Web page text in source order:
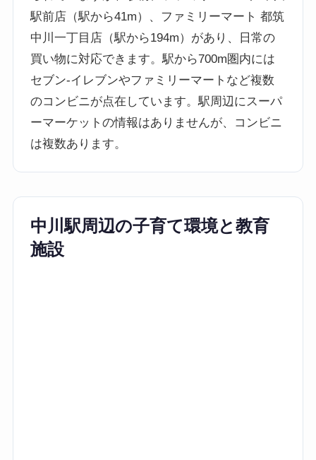
駅前店（駅から41m）、ファミリーマート 都筑
中川一丁目店（駅から194m）があり、日常の
買い物に対応できます。駅から700m圏内には
セブン-イレブンやファミリーマートなど複数
のコンビニが点在しています。駅周辺にスーパ
ーマーケットの情報はありませんが、コンビニ
は複数あります。
中川駅周辺の子育て環境と教育
施設